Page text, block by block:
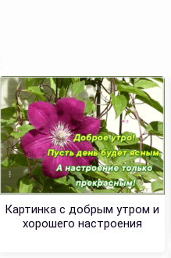
Картинка с добрым утром и
хорошего настроения